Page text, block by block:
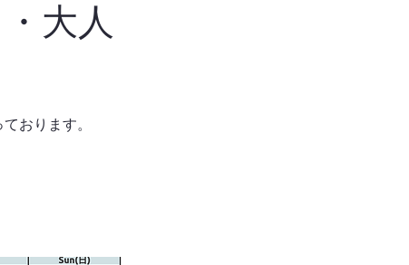
大人
おります。